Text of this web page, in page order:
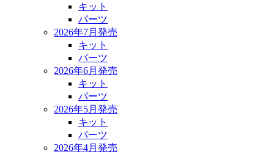
キット
パーツ
2026年7月発売
キット
パーツ
2026年6月発売
キット
パーツ
2026年5月発売
キット
パーツ
2026年4月発売